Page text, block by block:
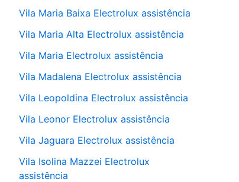
Vila Maria Baixa Electrolux assistência
Vila Maria Alta Electrolux assistência
Vila Maria Electrolux assistência
Vila Madalena Electrolux assistência
Vila Leopoldina Electrolux assistência
Vila Leonor Electrolux assistência
Vila Jaguara Electrolux assistência
Vila Isolina Mazzei Electrolux
assistência